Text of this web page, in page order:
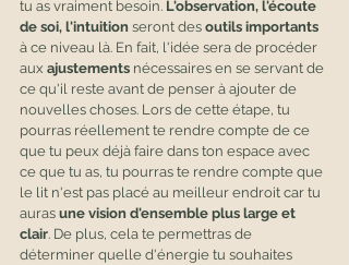
tu as vraiment besoin. L'observation, l'écoute
de soi, l'intuition seront des outils importants
à ce niveau là. En fait, l'idée sera de procéder
aux ajustements nécessaires en se servant de
ce qu'il reste avant de penser à ajouter de
nouvelles choses. Lors de cette étape, tu
pourras réellement te rendre compte de ce
que tu peux déjà faire dans ton espace avec
ce que tu as, tu pourras te rendre compte que
le lit n'est pas placé au meilleur endroit car tu
auras une vision d'ensemble plus large et
clair. De plus, cela te permettras de
déterminer quelle d'énergie tu souhaites